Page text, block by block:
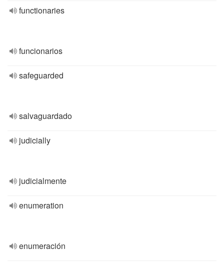
functionaries
funcionarios
safeguarded
salvaguardado
judicially
judicialmente
enumeration
enumeración